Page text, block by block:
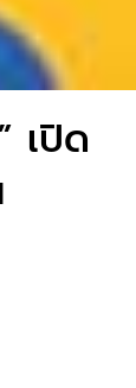
เปิด